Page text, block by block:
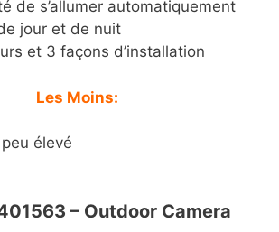
de s’allumer automatiquement
jour et de nuit
et 3 façons d’installation
Les Moins:
élevé
– Outdoor Camera